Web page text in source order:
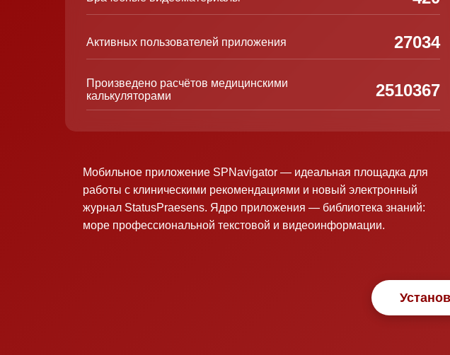
Активных пользователей приложения 27034
Произведено расчётов медицинскими
калькуляторами
2510367
Мобильное приложение SPNavigator — идеальная площадка для
работы с клиническими рекомендациями и новый электронный
журнал StatusPraesens. Ядро приложения — библиотека знаний:
море профессиональной текстовой и видеоинформации.